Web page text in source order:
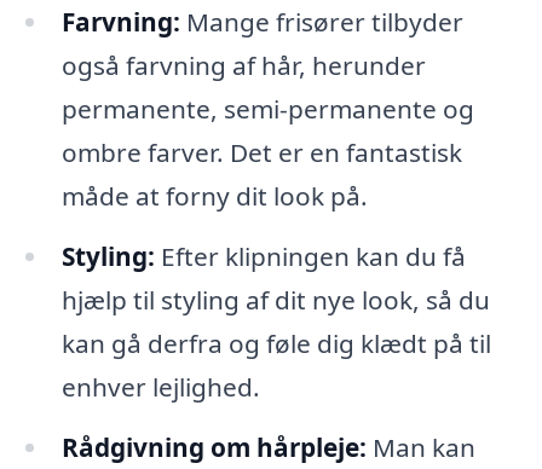
Farvning: Mange frisører tilbyder
også farvning af hår, herunder
permanente, semi-permanente og
ombre farver. Det er en fantastisk
måde at forny dit look på.
Styling: Efter klipningen kan du få
hjælp til styling af dit nye look, så du
kan gå derfra og føle dig klædt på til
enhver lejlighed.
Rådgivning om hårpleje: Man kan